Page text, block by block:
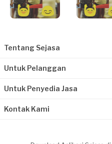
Tentang Sejasa
Untuk Pelanggan
Untuk Penyedia Jasa
Kontak Kami